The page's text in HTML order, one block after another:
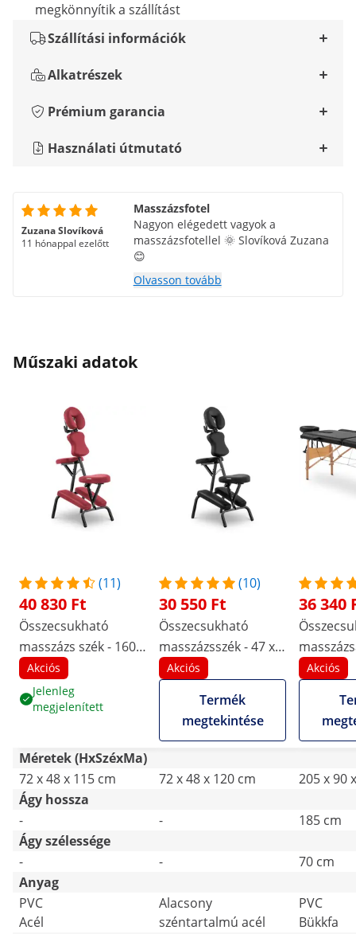
megkönnyítik a szállítást
Szállítási információk
Alkatrészek
Prémium garancia
Használati útmutató
Zuzana Slovíková
11 hónappal ezelőtt
Masszázsfotel
Nagyon elégedett vagyok a
masszázsfotellel 🌞 Slovíková Zuzana
😊
Olvasson tovább
Műszaki adatok
(11)
40 830 Ft
Összecsukható
masszázs szék - 160
kg - Piros
Akciós
Jelenleg
megjelenített
(10)
30 550 Ft
Összecsukható
masszázsszék - 47 x
72 x 115 cm - 160 kg -
Fekete
Akciós
Termék
megtekintése
36 340
széles
dönthető
fekete
Akciós
Méretek (HxSzéxMa)
72 x 48 x 115 cm
72 x 48 x 120 cm
205 x 90
Ágy hossza
-
-
185 cm
Ágy szélessége
-
-
70 cm
Anyag
PVC
Acél
Alacsony
széntartalmú acél
PVC
Bükkfa